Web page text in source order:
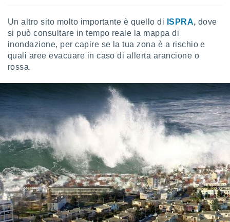
Un altro sito molto importante è quello di ISPRA,dove
si può consultare in tempo reale la mappa di
inondazione, per capire se la tua zona è a rischio e
quali aree evacuare in caso di allerta arancione o
rossa.